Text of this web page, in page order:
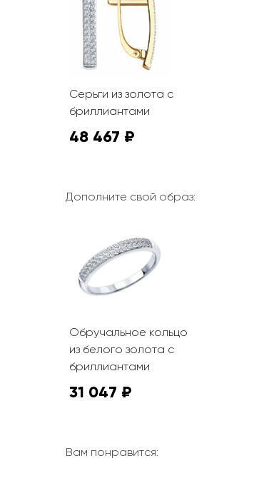
Серьги из золота с
бриллиантами
48 467 ₽
Дополните свой образ:
Обручальное кольцо
из белого золота с
бриллиантами
31 047 ₽
Вам понравится: